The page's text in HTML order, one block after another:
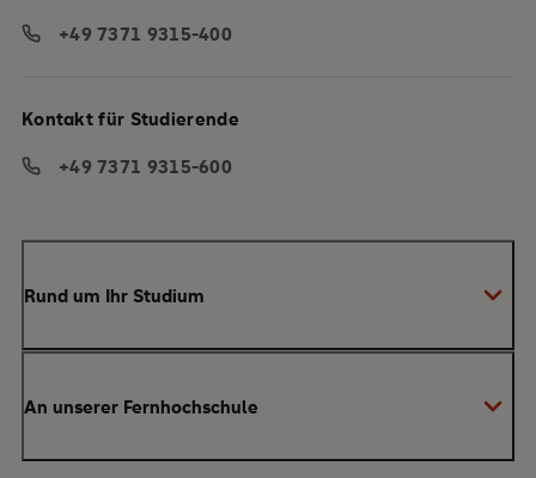
Rund um Ihr Studium
Anrechnung von Vorleistungen
Studienberatung
An unserer Fernhochschule
+49 7371 9315-400
Kontakt für Studierende
+49 7371 9315-600